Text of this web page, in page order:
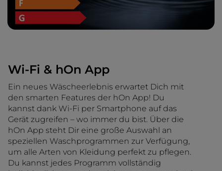
Wi-Fi & hOn App
Ein neues Wäscheerlebnis erwartet Dich mit
den smarten Features der hOn App! Du
kannst dank Wi-Fi per Smartphone auf das
Gerät zugreifen – wo immer du bist. Über die
hOn App steht Dir eine große Auswahl an
speziellen Waschprogrammen zur Verfügung,
um alle Arten von Kleidung perfekt zu pflegen.
Du kannst jedes Programm vollständig